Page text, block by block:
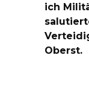
ich
Oberst.